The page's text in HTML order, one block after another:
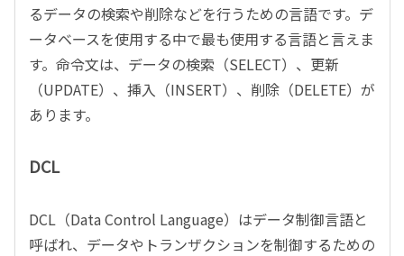
るデータの検索や削除などを行うための言語です。デ
ータベースを使用する中で最も使用する言語と言えま
す。命令文は、データの検索（SELECT）、更新
（UPDATE）、挿入（INSERT）、削除（DELETE）が
あります。
DCL
DCL（Data Control Language）はデータ制御言語と
呼ばれ、データやトランザクションを制御するための